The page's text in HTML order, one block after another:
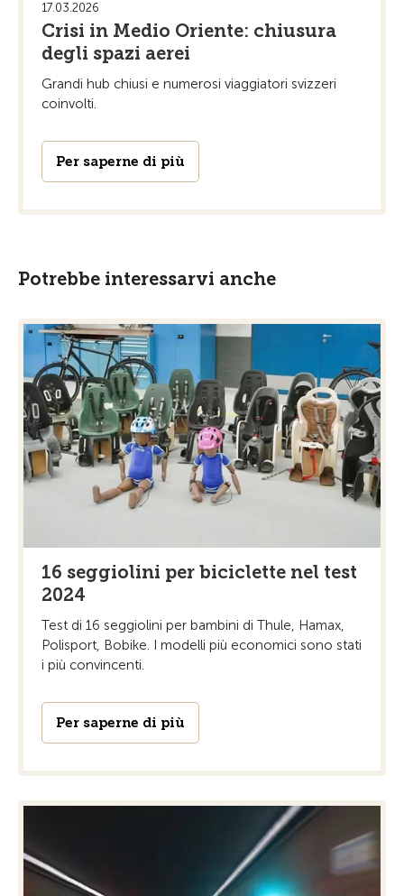
17.03.2026
Crisi in Medio Oriente: chiusura
degli spazi aerei
Grandi hub chiusi e numerosi viaggiatori svizzeri
coinvolti.
Per saperne di più
Potrebbe interessarvi anche
16 seggiolini per biciclette nel test
2024
Test di 16 seggiolini per bambini di Thule, Hamax,
Polisport, Bobike. I modelli più economici sono stati
i più convincenti.
Per saperne di più